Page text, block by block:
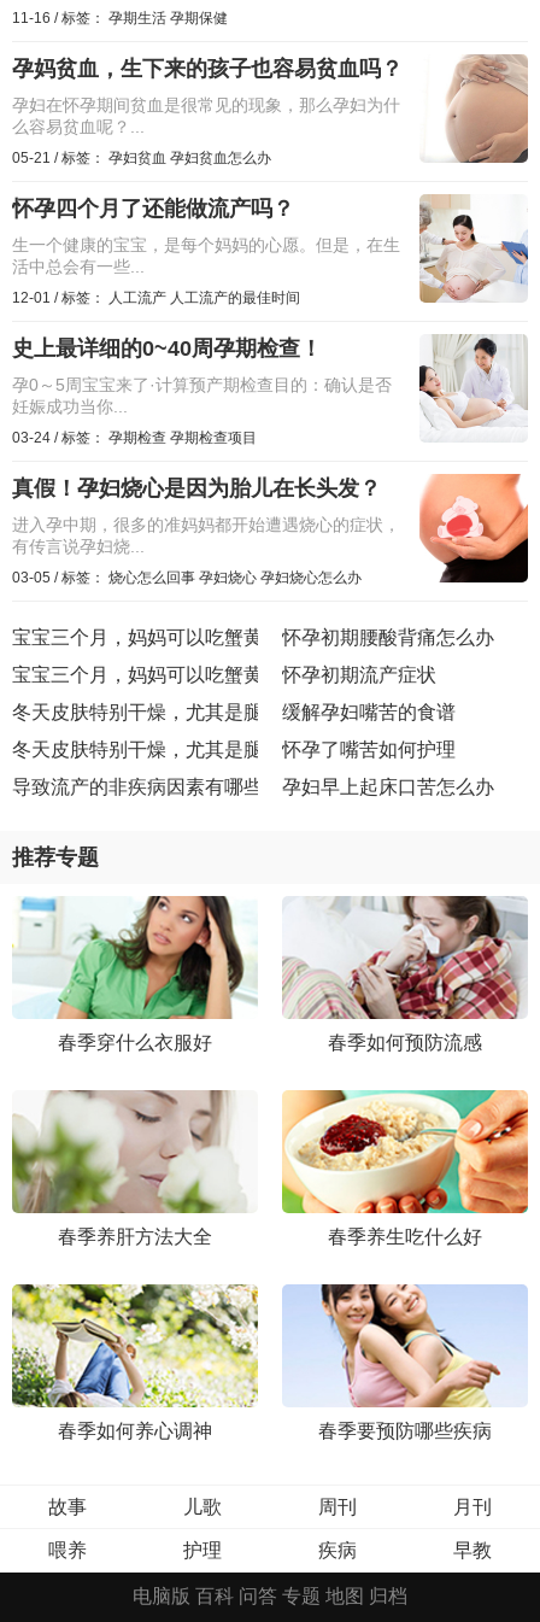
11-16 /标签： 孕期生活 孕期保健
孕妈贫血，生下来的孩子也容易贫血吗？
孕妇在怀孕期间贫血是很常见的现象，那么孕妇为什
么容易贫血呢？...
05-21 /标签： 孕妇贫血 孕妇贫血怎么办
怀孕四个月了还能做流产吗？
生一个健康的宝宝，是每个妈妈的心愿。但是，在生
活中总会有一些...
12-01 /标签： 人工流产 人工流产的最佳时间
史上最详细的0~40周孕期检查！
孕0～5周宝宝来了·计算预产期检查目的：确认是否
妊娠成功当你...
03-24 /标签： 孕期检查 孕期检查项目
真假！孕妇烧心是因为胎儿在长头发？
进入孕中期，很多的准妈妈都开始遭遇烧心的症状，
有传言说孕妇烧...
03-05 /标签： 烧心怎么回事 孕妇烧心 孕妇烧心怎么办
宝宝三个月，妈妈可以吃蟹黄虾仁的饺子么？
宝宝三个月，妈妈可以吃蟹黄虾仁的饺子么？
冬天皮肤特别干燥，尤其是腿部上都长蛇皮纹了，有时还会
冬天皮肤特别干燥，尤其是腿部上都长蛇皮纹了，有时还会
导致流产的非疾病因素有哪些？哪些因素会影响胎儿？
怀孕初期腰酸背痛怎么办
怀孕初期流产症状
缓解孕妇嘴苦的食谱
怀孕了嘴苦如何护理
孕妇早上起床口苦怎么办
推荐专题
春季穿什么衣服好 春季如何预防流感
春季养肝方法大全 春季养生吃什么好
春季如何养心调神 春季要预防哪些疾病
故事 儿歌 周刊 月刊
喂养 护理 疾病 早教
电脑版 百科 问答 专题 地图 归档